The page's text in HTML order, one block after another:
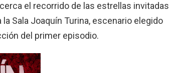
el recorrido de las estrellas invitadas
Sala Joaquín Turina, escenario elegido
del primer episodio.